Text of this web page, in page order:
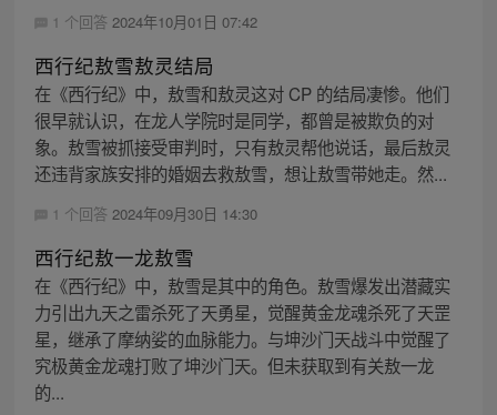
1 个回答 2024年10月01日 07:42
西行纪敖雪敖灵结局
在《西行纪》中，敖雪和敖灵这对 CP 的结局凄惨。他们
很早就认识，在龙人学院时是同学，都曾是被欺负的对
象。敖雪被抓接受审判时，只有敖灵帮他说话，最后敖灵
还违背家族安排的婚姻去救敖雪，想让敖雪带她走。然...
1 个回答 2024年09月30日 14:30
西行纪敖一龙敖雪
在《西行纪》中，敖雪是其中的角色。敖雪爆发出潜藏实
力引出九天之雷杀死了天勇星，觉醒黄金龙魂杀死了天罡
星，继承了摩纳娑的血脉能力。与坤沙门天战斗中觉醒了
究极黄金龙魂打败了坤沙门天。但未获取到有关敖一龙
的...